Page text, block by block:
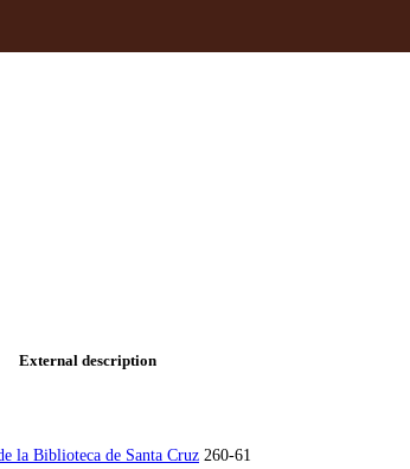
External description
la Biblioteca de Santa Cruz 260-61